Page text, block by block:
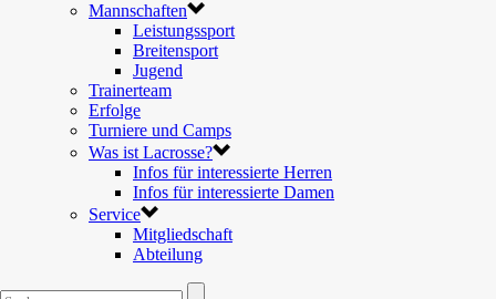
Mannschaften
Leistungssport
Breitensport
Jugend
Trainerteam
Erfolge
Turniere und Camps
Was ist Lacrosse?
Infos für interessierte Herren
Infos für interessierte Damen
Service
Mitgliedschaft
Abteilung